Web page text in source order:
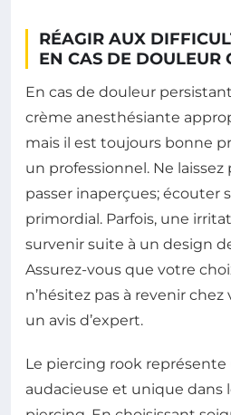
RÉAGIR AUX
EN CAS DE DOULEUR
En cas de douleur
crème anesthésiante
mais il est toujours bonne
un professionnel. Ne
passer inaperçues; écouter
primordial. Parfois, une
survenir suite à un design
Assurez-vous que votre
n’hésitez pas à revenir
un avis d’expert.
Le piercing rook
audacieuse et unique dans